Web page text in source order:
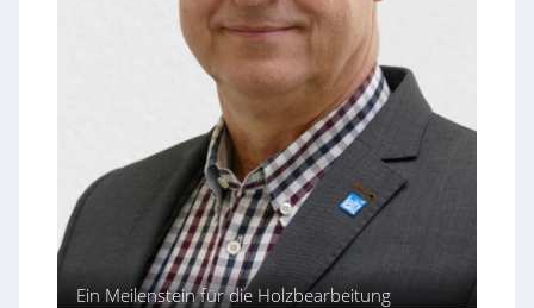
Ein Meilenstein für die Holzbearbeitung